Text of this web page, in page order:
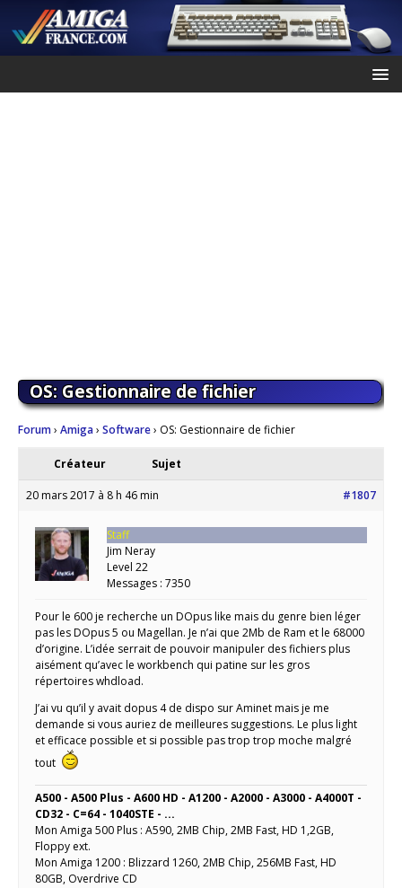
OS: Gestionnaire de fichier
Forum› Amiga› Software› OS: Gestionnaire de fichier
Créateur Sujet
20 mars 2017 à 8 h 46 min #1807
Staff
Jim Neray
Level 22
Messages : 7350
Pour le 600 je recherche un DOpus like mais du genre bien léger
pas les DOpus 5 ou Magellan. Je n’ai que 2Mb de Ram et le 68000
d’origine. L’idée serrait de pouvoir manipuler des fichiers plus
aisément qu’avec le workbench qui patine sur les gros
répertoires whdload.
J’ai vu qu’il y avait dopus 4 de dispo sur Aminet mais je me
demande si vous auriez de meilleures suggestions. Le plus light
et efficace possible et si possible pas trop trop moche malgré
tout
A500 - A500 Plus - A600 HD - A1200 - A2000 - A3000 - A4000T -
CD32 - C=64 - 1040STE - ...
Mon Amiga 500 Plus : A590, 2MB Chip, 2MB Fast, HD 1,2GB,
Floppy ext.
Mon Amiga 1200 : Blizzard 1260, 2MB Chip, 256MB Fast, HD
80GB, Overdrive CD